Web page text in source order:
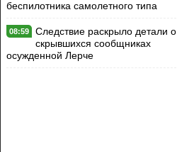
беспилотника самолетного типа
08:59
Следствие раскрыло детали о
скрывшихся сообщниках
осужденной Лерче